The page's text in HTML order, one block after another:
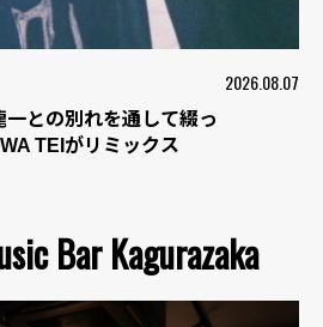
2026.08.07
との別れを通して綴っ
TEIがリミックス
Bar Kagurazaka